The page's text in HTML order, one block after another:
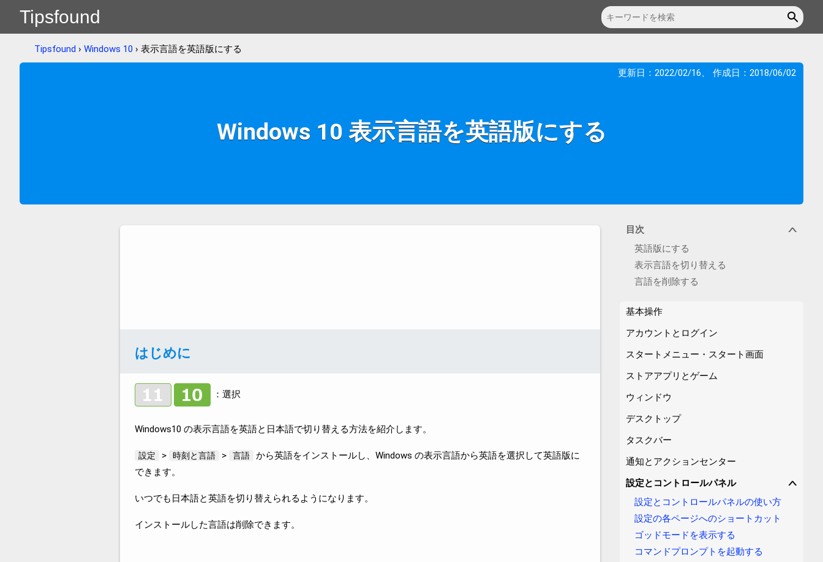
Tipsfound
Tipsfound › Windows 10 › 表示言語を英語版にする
更新日： 2022/02/16、 作成日： 2018/06/02
Windows 10 表示言語を英語版にする
はじめに
：選択
Windows10 の表示言語を英語と日本語で切り替える方法を紹介します。
設定 > 時刻と言語 > 言語
から英語をインストールし、Windows の表示言語から英語を選択して英語版に
できます。
いつでも日本語と英語を切り替えられるようになります。
インストールした言語は削除できます。
∨
目次
英語版にする
表示言語を切り替える
言語を削除する
基本操作
アカウントとログイン
スタートメニュー・スタート画面
ストアアプリとゲーム
ウィンドウ
デスクトップ
タスクバー
通知とアクションセンター
∨
設定とコントロールパネル
設定とコントロールパネルの使い方
設定の各ページへのショートカット
ゴッドモードを表示する
コマンドプロンプトを起動する